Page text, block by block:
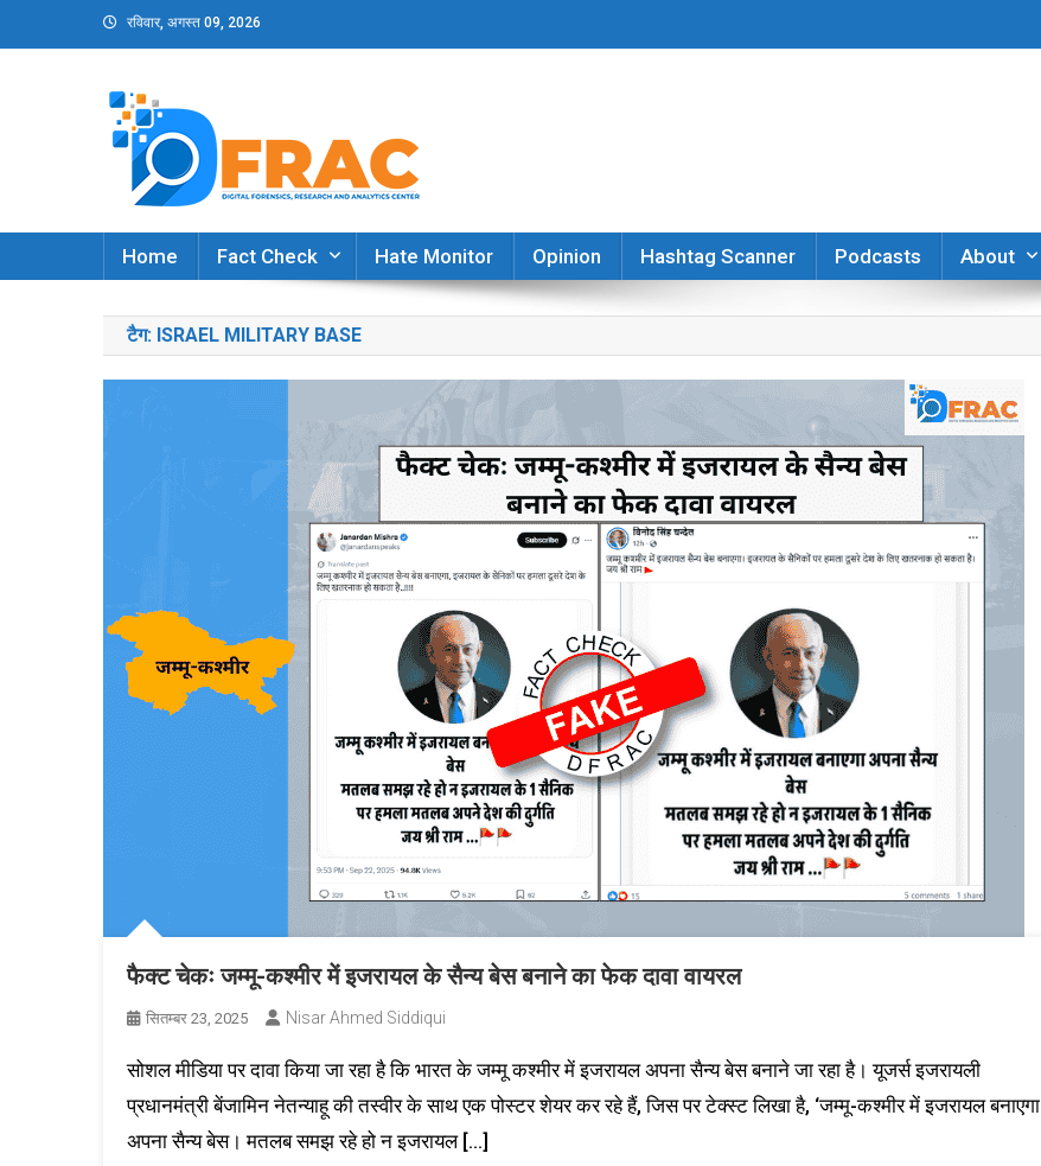
to
रविवार, अगस्त 09, 2026
DFRAC_ORG
Digital Forensics, Research and Analytics Center
Home
Fact Check Hate Monitor Opinion Hashtag Scanner Podcasts About
टैग: ISRAEL MILITARY BASE
फैक्ट चेकः जम्मू-कश्मीर में इजरायल के सैन्य बेस बनाने का फेक दावा वायरल
सितम्बर 23, 2025 Nisar Ahmed Siddiqui
सोशल मीडिया पर दावा किया जा रहा है कि भारत के जम्मू कश्मीर में इजरायल अपना सैन्य बेस बनाने जा रहा है। यूजर्स इजरायली
प्रधानमंत्री बेंजामिन नेतन्याहू की तस्वीर के साथ एक पोस्टर शेयर कर रहे हैं, जिस पर टेक्स्ट लिखा है, ‘जम्मू-कश्मीर में इजरायल बनाएगा
अपना सैन्य बेस। मतलब समझ रहे हो न इजरायल […]